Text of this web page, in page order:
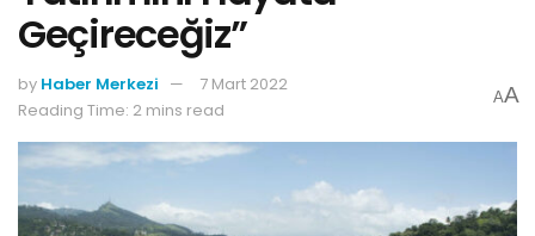
Geçireceğiz”
by Haber Merkezi
7 Mart 2022
Reading Time: 2 mins read
AA